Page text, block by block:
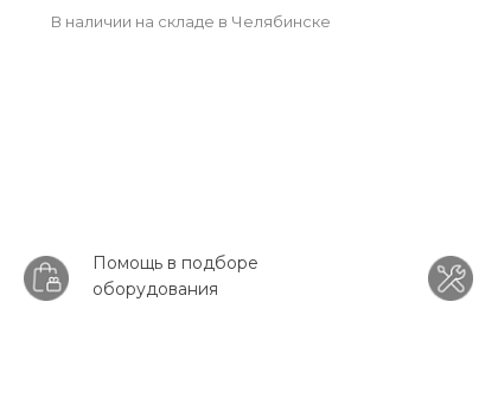
В наличии на складе в Челябинске
Помощь в подборе
оборудования